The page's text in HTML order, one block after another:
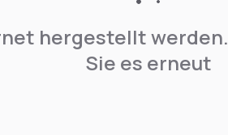
hergestellt
Sie es erneut